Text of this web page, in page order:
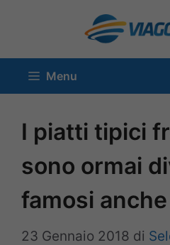
contenuto
Menu
I piatti tipici
sono ormai
famosi
23 Gennaio 2018 di